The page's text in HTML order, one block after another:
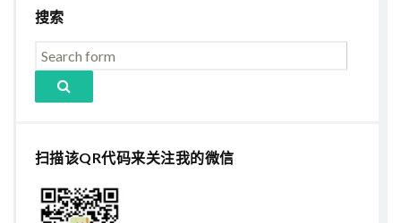
搜索
扫描该QR代码来关注我的微信